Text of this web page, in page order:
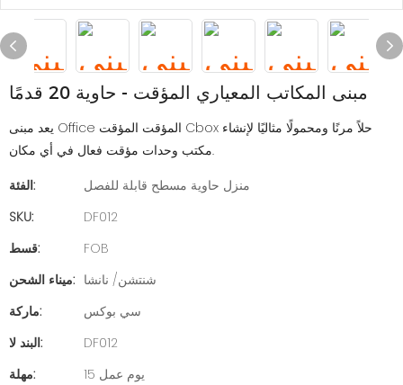
مبنى المكاتب المعياري المؤقت - حاوية 20 قدمًا
يعد مبنى Office المؤقت المؤقت Cbox حلاً مرنًا ومحمولًا مثاليًا لإنشاء
مكتب وحدات مؤقت فعال في أي مكان.
الفئة:
منزل حاوية مسطح قابلة للفصل
SKU:
DF012
قسط:
FOB
ميناء الشحن: شنتشن/ نانشا
ماركة:
سي بوكس
البند لا:
DF012
مهلة:
15 يوم عمل